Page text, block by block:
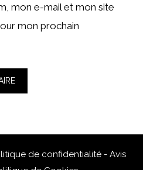
mon e-mail et mon site
mon prochain
de confidentialité - Avis